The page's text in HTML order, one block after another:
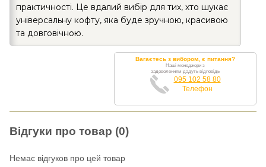
практичності. Це вдалий вибір для тих, хто шукає
універсальну кофту, яка буде зручною, красивою
та довговічною.
Вагаєтесь з вибором, є питання?
Наші менеджери з
задоволенням дадуть відповідь
095 102 58 80
Телефон
Відгуки про товар (0)
Немає відгуков про цей товар